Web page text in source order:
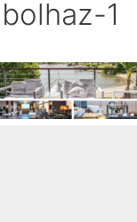
1